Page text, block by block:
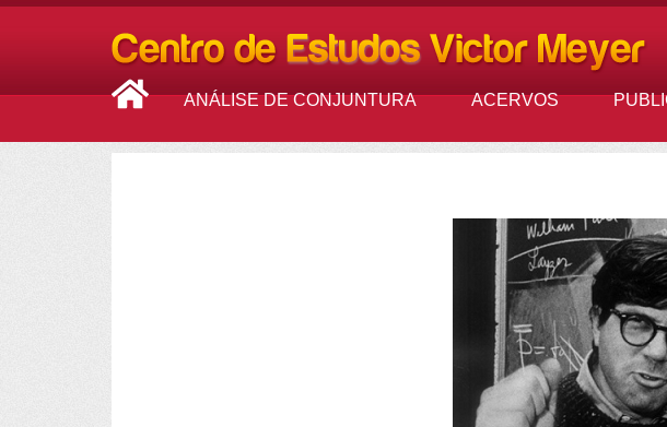
ANÁLISE DE CONJUNTURA ACERVOS